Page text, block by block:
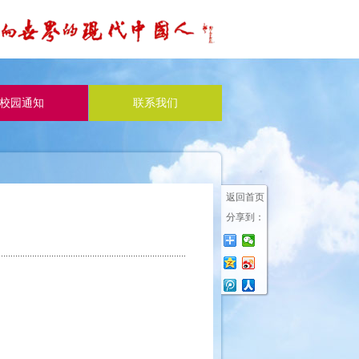
校园通知 联系我们
返回首页
分享到：